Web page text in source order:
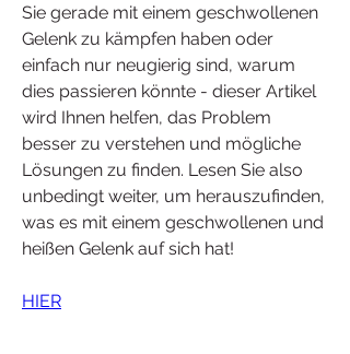
Sie gerade mit einem geschwollenen
Gelenk zu kämpfen haben oder
einfach nur neugierig sind, warum
dies passieren könnte - dieser Artikel
wird Ihnen helfen, das Problem
besser zu verstehen und mögliche
Lösungen zu finden. Lesen Sie also
unbedingt weiter, um herauszufinden,
was es mit einem geschwollenen und
heißen Gelenk auf sich hat!
HIER